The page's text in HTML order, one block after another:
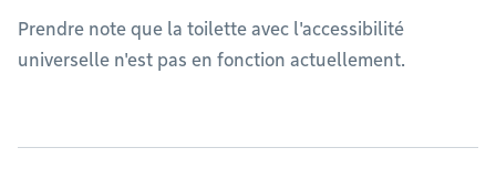
Prendre note que la toilette avec l'accessibilité
universelle n'est pas en fonction actuellement.